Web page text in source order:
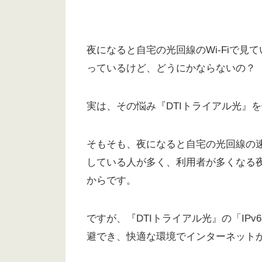
夜になると自宅の光回線のWi-Fiで見
っているけど、どうにかならないの？
実は、その悩み『DTIトライアル光』
そもそも、夜になると自宅の光回線の
している人が多く、利用者が多くな
からです。
ですが、『DTIトライアル光』の「
避でき、快適な環境でインターネット